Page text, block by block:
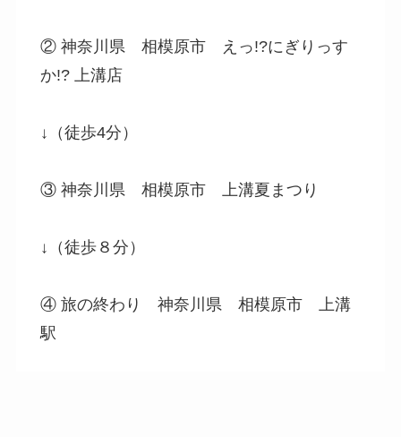
② 神奈川県 相模原市 えっ!?にぎりっす
か!? 上溝店
↓（徒歩4分）
③ 神奈川県 相模原市 上溝夏まつり
↓（徒歩８分）
④ 旅の終わり 神奈川県 相模原市 上溝
駅